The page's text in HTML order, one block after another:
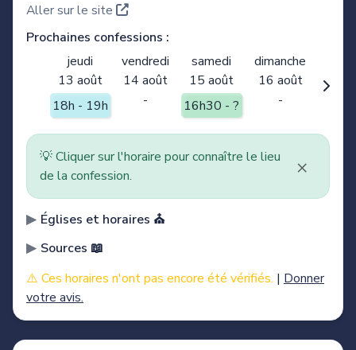
Aller sur le site
Prochaines confessions :
jeudi
vendredi samedi
dimanche
13 août
14 août 15 août
16 août
18h - 19h
- 16h30 - ? -
💡 Cliquer sur l'horaire pour connaître le lieu
de la confession.
×
Églises et horaires ⛪️
Sources 📖
⚠️ Ces horaires n'ont pas encore été vérifiés. | Donner
votre avis.